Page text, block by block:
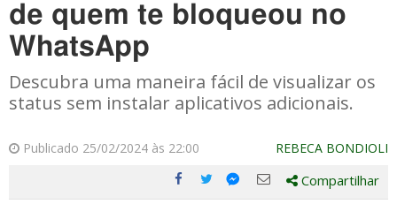
de quem te bloqueou no
WhatsApp
Descubra uma maneira fácil de visualizar os
status sem instalar aplicativos adicionais.
Publicado 25/02/2024 às 22:00 REBECA BONDIOLI
Compartilhe
Compartilhe
Compartilhe
Compartilhe
Compartilhar